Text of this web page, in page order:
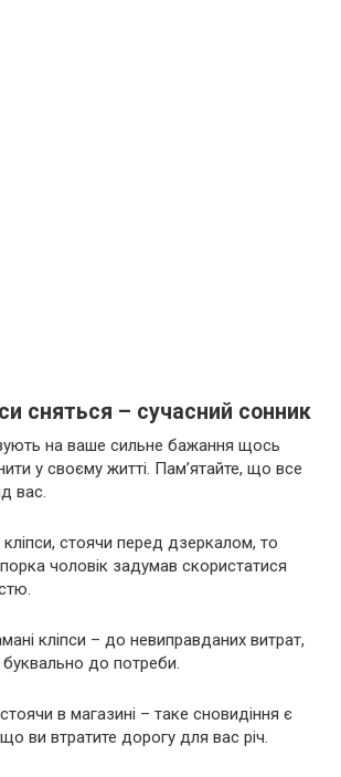
сняться – сучасний сонник
на ваше сильне бажання щось
у своєму житті. Пам’ятайте, що все
вас.
стоячи перед дзеркалом, то
чоловік задумав скористатися
кліпси – до невиправданих витрат,
до потреби.
в магазині – таке сновидіння є
ви втратите дорогу для вас річ.